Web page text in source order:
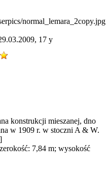
17 y
konstrukcji mieszanej, dno
w 1909 r. w stoczni A & W.
7,84 m; wysokość